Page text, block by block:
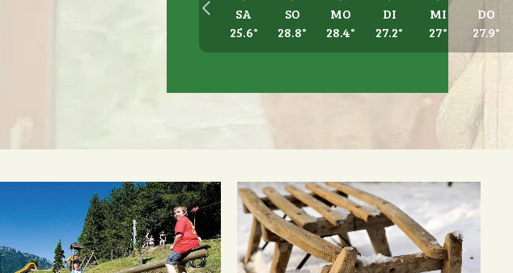
SA
25.6°
SO
28.8°
MO
28.4°
DI
27.2°
MI
27°
DO
27.9°